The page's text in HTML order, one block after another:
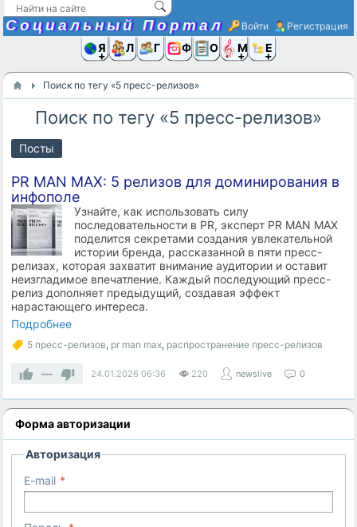
Социальный Портал Войти Регистрация
Я иЛюди
Группы
Фото Ещё
Поиск по тегу «5 пресс-релизов»
Поиск по тегу «5 пресс-релизов»
Посты
PR MAN MAX: 5 релизов для доминирования в
инфополе
Узнайте, как использовать силу
последовательности в PR, эксперт PR MAN MAX
поделится секретами создания увлекательной
истории бренда, рассказанной в пяти пресс-
релизах, которая захватит внимание аудитории и оставит
неизгладимое впечатление. Каждый последующий пресс-
релиз дополняет предыдущий, создавая эффект
нарастающего интереса.
Подробнее
5 пресс-релизов, pr man max, распространение пресс-релизов
— 24.01.2026 06:36 220 newslive 0
Форма авторизации
Авторизация
E-mail